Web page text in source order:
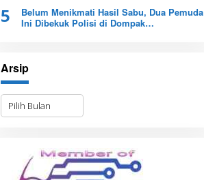
5
Belum Menikmati Hasil Sabu, Dua Pemuda
Ini Dibekuk Polisi di Dompak
Arsip
A
s